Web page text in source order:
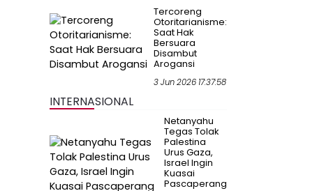
Tercoreng
Otoritarianisme:
Saat Hak
Bersuara
Disambut
Arogansi
3 Jun 2026 17:37:58
INTERNASIONAL
Netanyahu
Tegas Tolak
Palestina
Urus Gaza,
Israel Ingin
Kuasai
Pascaperang